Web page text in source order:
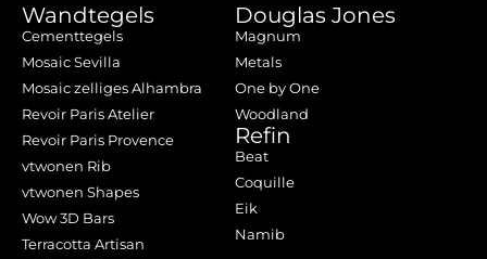
Wandtegels
Cementtegels
Mosaic Sevilla
Mosaic zelliges Alhambra
Revoir Paris Atelier
Revoir Paris Provence
vtwonen Rib
vtwonen Shapes
Wow 3D Bars
Terracotta Artisan
Douglas Jones
Magnum
Metals
One by One
Woodland
Refin
Beat
Coquille
Eik
Namib